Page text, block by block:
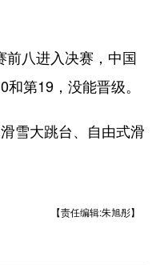
八进入决赛，中国
第19，没能晋级。
雪大跳台、自由式滑
【责任编辑:朱旭彤】